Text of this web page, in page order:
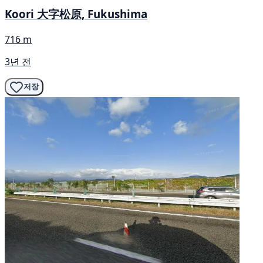
Koori 大字松原, Fukushima
716 m
3년 전
저장